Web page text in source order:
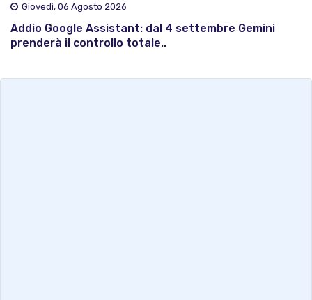
Giovedì, 06 Agosto 2026
Addio Google Assistant: dal 4 settembre Gemini
prenderà il controllo totale..